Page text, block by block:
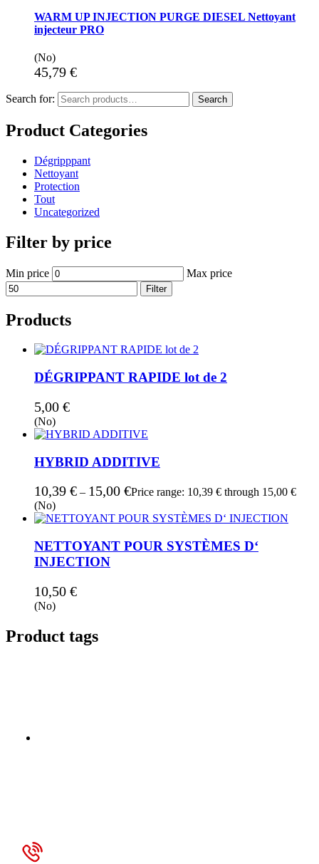
WARM UP INJECTION PURGE DIESEL Nettoyant
injecteur PRO
(No)
45,79 €
Search for: Search
Product Categories
Dégripppant
Nettoyant
Protection
Tout
Uncategorized
Filter by price
Min price Max price
Filter
Products
DÉGRIPPANT RAPIDE lot de 2
5,00 €
(No)
HYBRID ADDITIVE
10,39 € – 15,00 €Price range: 10,39 € through 15,00 €
(No)
NETTOYANT POUR SYSTÈMES D‘
INJECTION
10,50 €
(No)
Product tags